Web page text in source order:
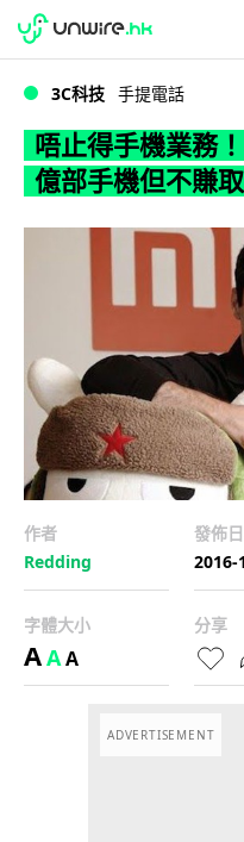
WWDC 2026
3C科技 手提電話
唔止得手機業務
億部手機但不賺
作者
Redding
發佈
2016-
字體大小
AAA
分享
ADVERTISEMENT